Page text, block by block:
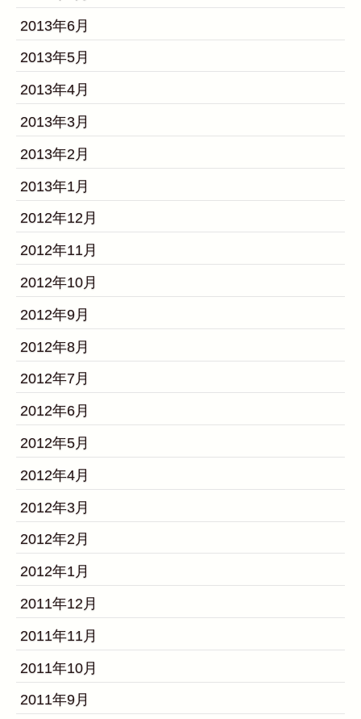
2013年6月
2013年5月
2013年4月
2013年3月
2013年2月
2013年1月
2012年12月
2012年11月
2012年10月
2012年9月
2012年8月
2012年7月
2012年6月
2012年5月
2012年4月
2012年3月
2012年2月
2012年1月
2011年12月
2011年11月
2011年10月
2011年9月